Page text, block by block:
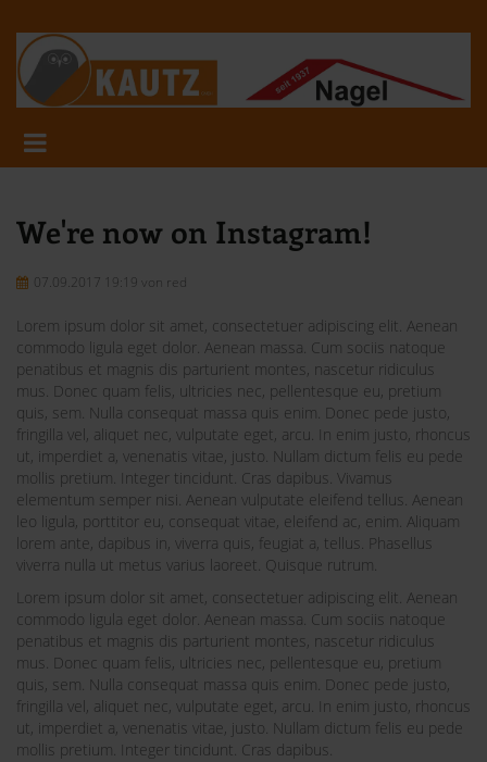
We're now on Instagram!
07.09.2017 19:19 von red
Lorem ipsum dolor sit amet, consectetuer adipiscing elit. Aenean
commodo ligula eget dolor. Aenean massa. Cum sociis natoque
penatibus et magnis dis parturient montes, nascetur ridiculus
mus. Donec quam felis, ultricies nec, pellentesque eu, pretium
quis, sem. Nulla consequat massa quis enim. Donec pede justo,
fringilla vel, aliquet nec, vulputate eget, arcu. In enim justo, rhoncus
ut, imperdiet a, venenatis vitae, justo. Nullam dictum felis eu pede
mollis pretium. Integer tincidunt. Cras dapibus. Vivamus
elementum semper nisi. Aenean vulputate eleifend tellus. Aenean
leo ligula, porttitor eu, consequat vitae, eleifend ac, enim. Aliquam
lorem ante, dapibus in, viverra quis, feugiat a, tellus. Phasellus
viverra nulla ut metus varius laoreet. Quisque rutrum.
Lorem ipsum dolor sit amet, consectetuer adipiscing elit. Aenean
commodo ligula eget dolor. Aenean massa. Cum sociis natoque
penatibus et magnis dis parturient montes, nascetur ridiculus
mus. Donec quam felis, ultricies nec, pellentesque eu, pretium
quis, sem. Nulla consequat massa quis enim. Donec pede justo,
fringilla vel, aliquet nec, vulputate eget, arcu. In enim justo, rhoncus
ut, imperdiet a, venenatis vitae, justo. Nullam dictum felis eu pede
mollis pretium. Integer tincidunt. Cras dapibus.